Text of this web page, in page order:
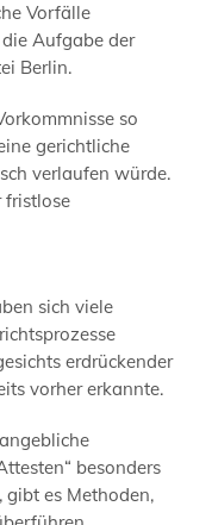
Vorfälle
Aufgabe der
Berlin.
so
gerichtliche
verlaufen würde.
fristlose
sich viele
erdrückender
vorher erkannte.
besonders
es Methoden,